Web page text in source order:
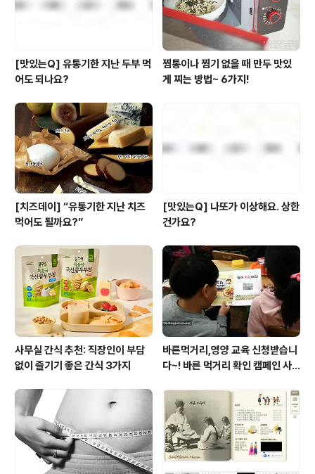
[맛있는Q] 유통기한 지난 두부 먹
어도 되나요?
찜통이나 찜기 없을 때 만두 맛있
게 찌는 방법~ 6가지!
[치즈데이] “유통기한 지난 치즈
먹어도 될까요?”
[맛있는Q] 나또가 이상해요. 상한
건가요?
사무실 간식 추천: 직장인이 부담
없이 즐기기 좋은 간식 3가지
바른먹거리,영양 교육 신청받습니
다~! 바른 먹거리 확인 캠페인 사